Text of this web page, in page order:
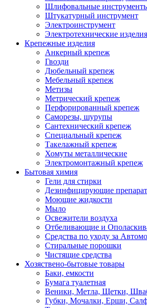
Шлифовальные
Штукатурный инструмент
Электроинструмент
Электротехнические изделия
Крепежные изделия
Анкерный крепеж
Гвозди
Дюбельный крепеж
Мебельный крепеж
Метизы
Метрический крепеж
Перфорированный крепеж
Саморезы, шурупы
Сантехнический крепеж
Специальный крепеж
Такелажный крепеж
Хомуты металлические
Электромонтажный крепеж
Бытовая химия
Гели для стирки
Дезинфицирующие
Моющие жидкости
Мыло
Освежители воздуха
Отбеливающие и
Средства по уходу за
Стиральные порошки
Чистящие средства
Хозяствено-бытовые товары
Баки, емкости
Бумага туалетная
Веники, Метла, Щетки,
Губки, Мочалки, Ерши,